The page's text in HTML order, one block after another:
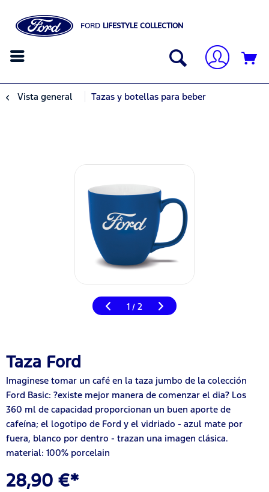
FORD LIFESTYLE COLLECTION
Vista general Tazas y botellas para beber
1 / 2
Taza Ford
Imaginese tomar un café en la taza jumbo de la colección
Ford Basic: ?existe mejor manera de comenzar el dia? Los
360 ml de capacidad proporcionan un buen aporte de
cafeína; el logotipo de Ford y el vidriado - azul mate por
fuera, blanco por dentro - trazan una imagen clásica.
material: 100% porcelain
28,90 €*